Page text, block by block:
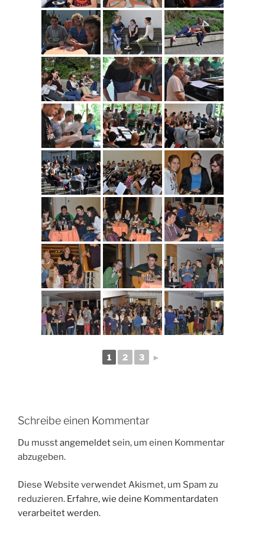
1 2 3 ►
Schreibe einen Kommentar
Du musstangemeldetsein, um einen Kommentar
abzugeben.
Diese Website verwendet Akismet, um Spam zu
reduzieren. Erfahre, wie deine Kommentardaten
verarbeitet werden.